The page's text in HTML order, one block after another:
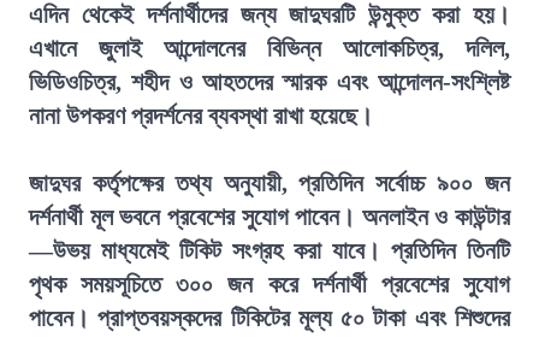
এদিন থেকেই দর্শনার্থীদের জন্য জাদুঘরটি উন্মুক্ত করা হয়।
এখানে জুলাই আন্দোলনের বিভিন্ন আলোকচিত্র, দলিল,
ভিডিওচিত্র, শহীদ ও আহতদের স্মারক এবং আন্দোলন-সংশ্লিষ্ট
নানা উপকরণ প্রদর্শনের ব্যবস্থা রাখা হয়েছে।
জাদুঘর কর্তৃপক্ষের তথ্য অনুযায়ী, প্রতিদিন সর্বোচ্চ ৯০০ জন
দর্শনার্থী মূল ভবনে প্রবেশের সুযোগ পাবেন। অনলাইন ও কাউন্টার
—উভয় মাধ্যমেই টিকিট সংগ্রহ করা যাবে। প্রতিদিন তিনটি
পৃথক সময়সূচিতে ৩০০ জন করে দর্শনার্থী প্রবেশের সুযোগ
পাবেন। প্রাপ্তবয়স্কদের টিকিটের মূল্য ৫০ টাকা এবং শিশুদের